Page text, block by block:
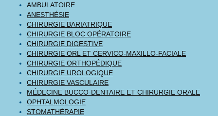
AMBULATOIRE
ANESTHÉSIE
CHIRURGIE BARIATRIQUE
CHIRURGIE BLOC OPÉRATOIRE
CHIRURGIE DIGESTIVE
CHIRURGIE ORL ET CERVICO-MAXILLO-FACIALE
CHIRURGIE ORTHOPÉDIQUE
CHIRURGIE UROLOGIQUE
CHIRURGIE VASCULAIRE
MÉDECINE BUCCO-DENTAIRE ET CHIRURGIE ORALE
OPHTALMOLOGIE
STOMATHÉRAPIE